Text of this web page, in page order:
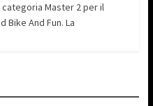
Master 2 per il
Bike And Fun. La